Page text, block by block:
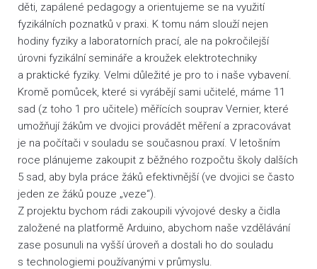
děti, zapálené pedagogy a orientujeme se na využití
fyzikálních poznatků v praxi. K tomu nám slouží nejen
hodiny fyziky a laboratorních prací, ale na pokročilejší
úrovni fyzikální semináře a kroužek elektrotechniky
a praktické fyziky. Velmi důležité je pro to i naše vybavení.
Kromě pomůcek, které si vyrábějí sami učitelé, máme 11
sad (z toho 1 pro učitele) měřících souprav Vernier, které
umožňují žákům ve dvojici provádět měření a zpracovávat
je na počítači v souladu se současnou praxí. V letošním
roce plánujeme zakoupit z běžného rozpočtu školy dalších
5 sad, aby byla práce žáků efektivnější (ve dvojici se často
jeden ze žáků pouze „veze“).
Z projektu bychom rádi zakoupili vývojové desky a čidla
založené na platformě Arduino, abychom naše vzdělávání
zase posunuli na vyšší úroveň a dostali ho do souladu
s technologiemi používanými v průmyslu.